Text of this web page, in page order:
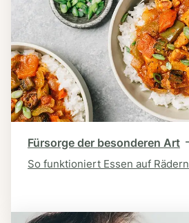
Fürsorge der besonderen Art
So funktioniert Essen auf Rädern